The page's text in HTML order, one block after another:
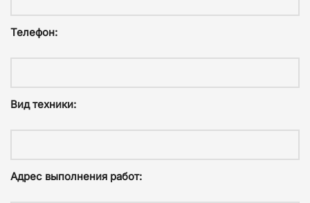
Телефон:
Вид техники:
Адрес выполнения работ: